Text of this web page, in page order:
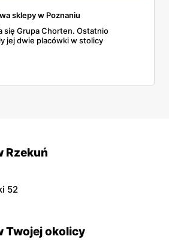
sklepy w Poznaniu
się Grupa Chorten. Ostatnio
jej dwie placówki w stolicy
Rzekuń
52
Twojej okolicy